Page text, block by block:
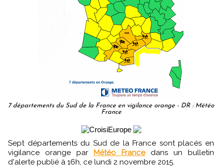
7 départements du Sud de la France en vigilance orange - DR : Météo
France
Sept départements du Sud de la France sont placés en
vigilance orange par Météo Francedans un bulletin
d'alerte publié à 16h, ce lundi 2 novembre 2015.